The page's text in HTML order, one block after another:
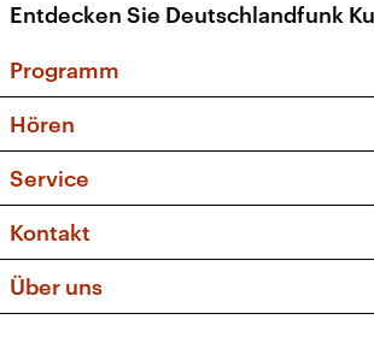
Entdecken Sie Deutschlandfunk
Programm
Sendungen und Podcasts
Musikliste
Kakadu – Das Kinderprogramm
Hören
Frequenzen (UKW + DAB+)
Service
FAQ
Apps
Newsletter
Kontakt
Social Media
Über uns